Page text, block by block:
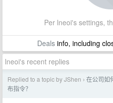
Per lneoi's settings,
Dealsinfo, including
lneoi's recent replies
Replied to a topic by JShen › 在公司如
布指令？